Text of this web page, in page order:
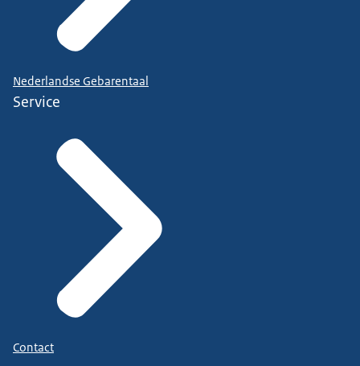
Nederlandse Gebarentaal
Service
Contact